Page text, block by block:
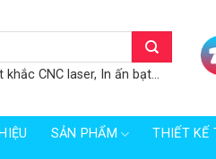
khắc CNC laser, In ấn bạt...
SẢN PHẨM THIẾT KẾ